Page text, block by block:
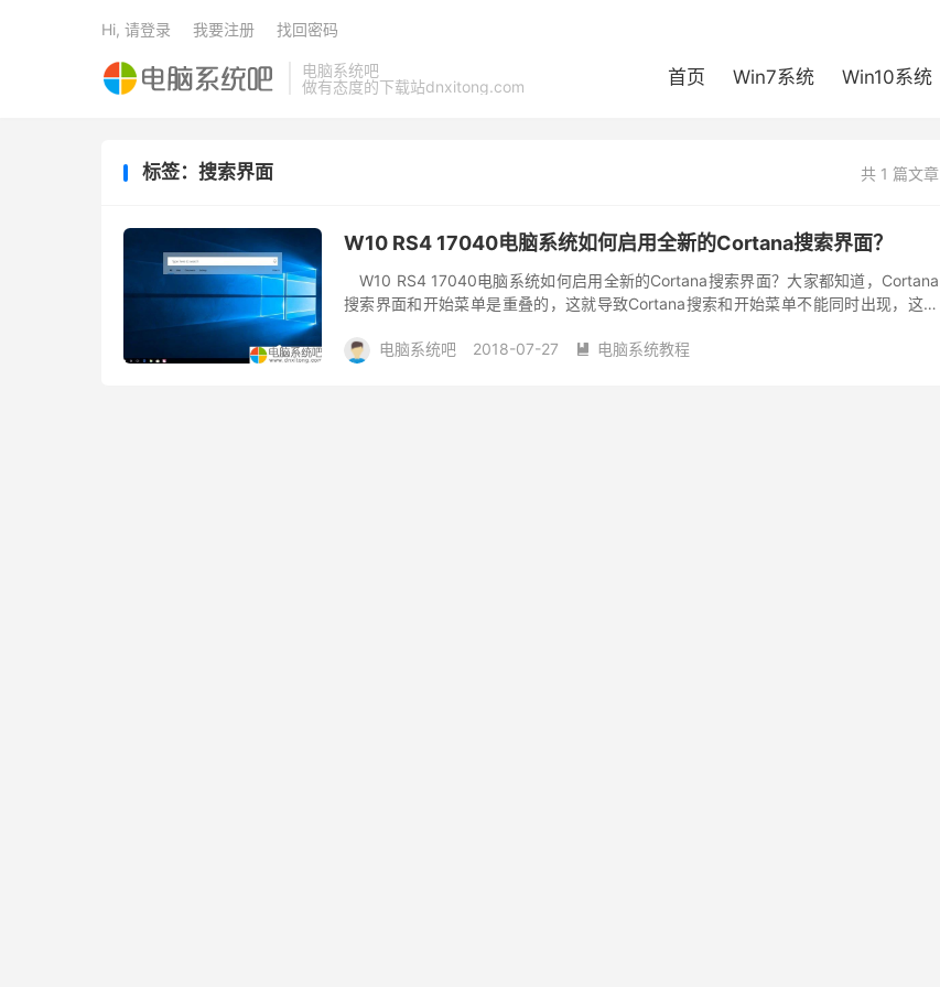
电脑系统吧
做有态度的下载站dnxitong.com
首页 Win7系统 Win10系统
Hi, 请登录 我要注册 找回密码
共 1 篇文章
标签：搜索界面
W10 RS4 17040电脑系统如何启用全新的Cortana搜索界面？
W10 RS4 17040电脑系统如何启用全新的Cortana搜索界面？大家都知道，Cortana
搜索界面和开始菜单是重叠的，这就导致Cortana搜索和开始菜单不能同时出现，这很
电脑系统吧
2018-07-27  电脑系统教程